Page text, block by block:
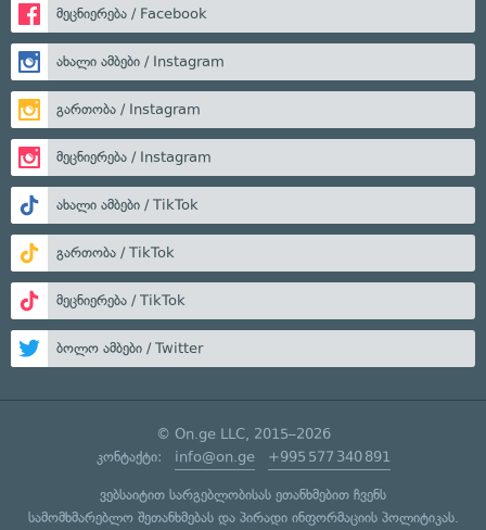
მეცნიერება / Facebook
ახალი ამბები / Instagram
გართობა / Instagram
მეცნიერება / Instagram
ახალი ამბები / TikTok
გართობა / TikTok
მეცნიერება / TikTok
ბოლო ამბები / Twitter
© On.ge LLC, 2015–2026
კონტაქტი: info@on.ge +995 577 340 891
ვებსაიტით სარგებლობისას ეთანხმებით ჩვენს
სამომხმარებლო შეთანხმებასდა პირადი ინფორმაციის პოლიტიკას.